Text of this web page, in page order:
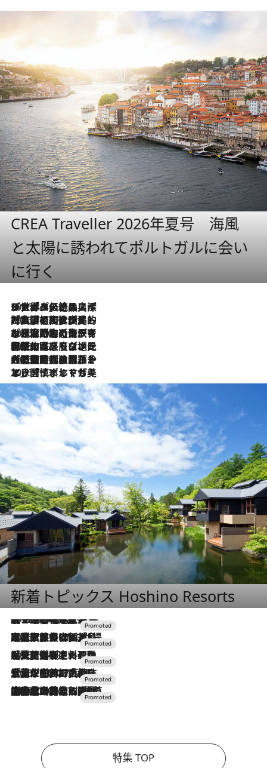
CREA Traveller 2026年夏号 海風
と太陽に誘われてポルトガルに会い
に行く
2026.8.8
リスボンの絶品スイーツ「パステル・デ・ナタ」とは？ポルトガル伝統の奥深い世界へ
2026.7.27
「私の祖国はポルトガル語です」国民的詩人フェルナンド・ペソアと、彼が愛した文学の街を歩く
2026.7.26
ポルトガル近海が育む極上の海の幸。キリリと冷えた白ワインと愉しむ、シーフード専門店の贅沢
2026.7.22
伝統の味をモダンに昇華。高感度な地元客が集う、リスボンの最旬ガストロノミー
2026.7.21
大航海時代の栄華から、震災、独裁、そして革命へ。ポルトガル・首都リスボンの石畳に刻まれた「歴史の光と影」
2026.7.13
エッセイ・ヤマザキマリ「慎ましくも美しき国 ポルトガル」
新着トピックス Hoshino Resorts
2026.8.7
【トンボの足水浴】ヒノキの香りに包まれて涼感マックス！約13℃の湧水かけ流しを避暑地「星野温泉 トンボの湯」で体験
2026.7.31
【ホテル帰省】という選択肢をOMOが提案。家族とほどよい距離を保つには「昼は実家、夜は気兼ねなくホテルで！」
2026.7.24
【夏限定ディナーコース】旬を迎える稚鮎や花ズッキーニなどをイタリア・トスカーナの郷土料理の手法で満喫！
2026.7.17
「土佐和ハーブかき氷」がOMO7高知に登場！生姜、山椒、大葉など目にも舌にも涼を呼ぶ郷土の味
2026.7.10
NEW OPEN！【界 草津】名湯の地に誕生。趣の異なる2種の温泉と上州ならではの会席・蕎麦割烹など美食を味わう究極の癒やし旅
特集 TOP